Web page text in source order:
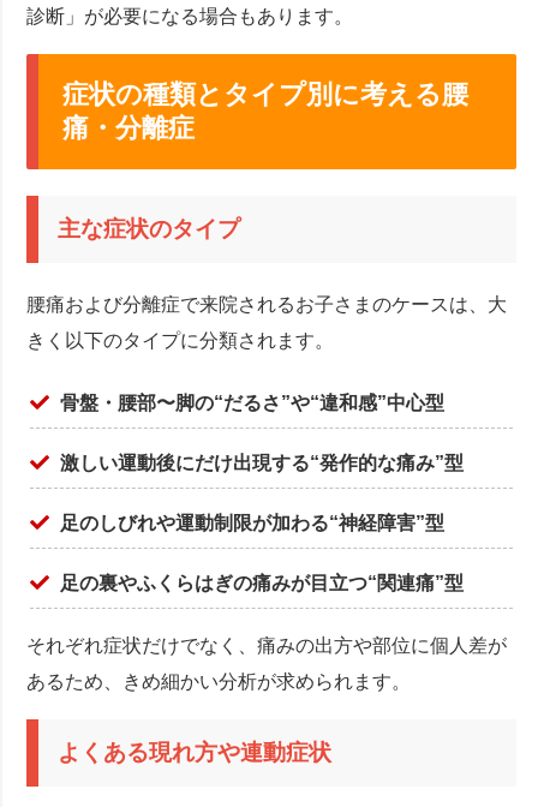
診断」が必要になる場合もあります。
症状の種類とタイプ別に考える腰
痛・分離症
主な症状のタイプ
腰痛および分離症で来院されるお子さまのケースは、大
きく以下のタイプに分類されます。
骨盤・腰部〜脚の“だるさ”や“違和感”中心型
激しい運動後にだけ出現する“発作的な痛み”型
足のしびれや運動制限が加わる“神経障害”型
足の裏やふくらはぎの痛みが目立つ“関連痛”型
それぞれ症状だけでなく、痛みの出方や部位に個人差が
あるため、きめ細かい分析が求められます。
よくある現れ方や連動症状